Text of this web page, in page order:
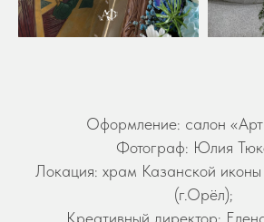
Оформление: салон
Фотограф: Юлия
Локация: храм Казанской
(г.Орёл);
Креативный директор: